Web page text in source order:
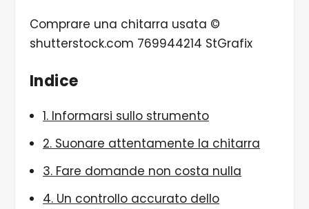
Comprare una chitarra usata ©
shutterstock.com 769944214 StGrafix
Indice
1. Informarsi sullo strumento
2. Suonare attentamente la chitarra
3. Fare domande non costa nulla
4. Un controllo accurato dello